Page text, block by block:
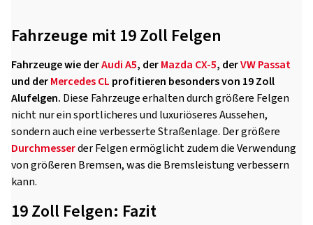
Fahrzeuge mit 19 Zoll Felgen
Fahrzeuge wie derAudi A5, derMazda CX-5, derVW Passat
und derMercedes CL profitieren besonders von 19 Zoll
Alufelgen. Diese Fahrzeuge erhalten durch größere Felgen
nicht nur ein sportlicheres und luxuriöseres Aussehen,
sondern auch eine verbesserte Straßenlage. Der größere
Durchmesserder Felgen ermöglicht zudem die Verwendung
von größeren Bremsen, was die Bremsleistung verbessern
kann.
19 Zoll Felgen: Fazit